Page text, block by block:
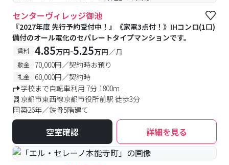
#予約受付中 #空室待ち
センターヴィレッジ御池
『2027年度 先行予約受付中！』《家電3点付！》IHコンロ(1口)
備付のオール電化のセパレートタイプマンションです。
賃料 4.85万円-5.25万円／月
敷金 70,000円／契約時お預り
礼金
60,000円／契約時
学校まで自転車利用 7分 1800m
京都市東西線京都市役所前駅 徒歩3分
築26年／鉄骨5階建て
空室確認 詳細を見る